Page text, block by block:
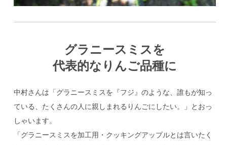
グラニースミスを
代表的なりんご品種に
中村さんは「グラニースミスを『フジ』のような、誰もが知っ
ている、たくさんの人に親しまれるりんごにしたい。」とおっ
しゃいます。
「グラニースミスを加工用・クッキングアップルとは言いたく